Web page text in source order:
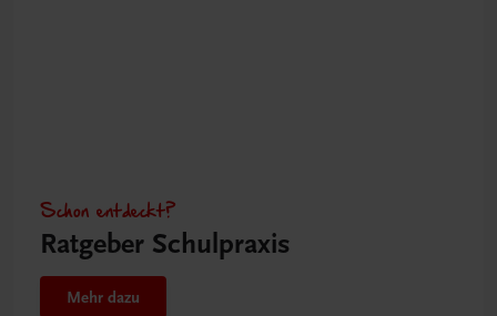
Schon entdeckt?
Ratgeber Schulpraxis
Mehr dazu